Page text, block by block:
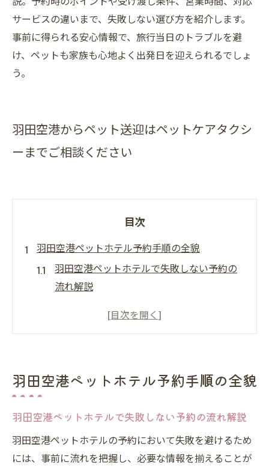
サービスの違いまで、失敗しない選び方を紹介します。
事前に得られる安心情報で、旅行当日のトラブルを避
け、ペットも家族も心地よく出発日を迎えられるでしょ
う。
羽田空港からペット送迎はペットケアタクシ
ーまでご相談ください
目次
羽田空港ペットホテル予約手順の全貌
羽田空港ペットホテルで失敗しない予約の
流れ解説
24時間対応の羽田空港ペットホテル予約方
第2ターミナル利用時の羽田空港ペットホテ
公式ブログも活用した羽田空港ペットホテ
ル予約のコツ
東京都出発者が安心する事前準備の秘訣
羽田空港ペットホテル予約手順の全貌
羽田空港ペットホテルで失敗しない予約の流れ解説
羽田空港ペットホテルの予約において失敗を避けるため
には、事前に流れを把握し、必要な情報を揃えることが